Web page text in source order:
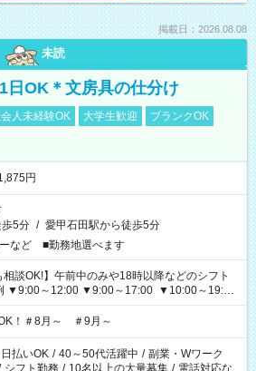
掲載日：2026.08.08
未読
日OK＊文房具の仕分け
人未経験OK 大学生歓迎
ブランクOK
円
5分 / 愛甲石田駅から徒歩5分
など ■勤務地選べます
相談OK!】午前中のみや18時以降などのシフト
▼9:00～12:00 ▼9:00～17:00 ▼10:00～19:00
！＃8月～ ＃9月～
日払いOK / 40～50代活躍中 / 副業・Wワーク
シフト勤務 / 10名以上の大量募集 / 電話対応な